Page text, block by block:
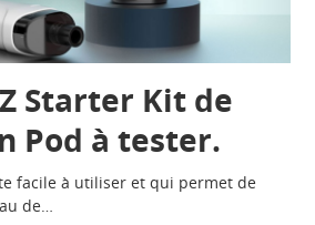
Starter Kit de
Pod à tester.
facile à utiliser et qui permet de
de…